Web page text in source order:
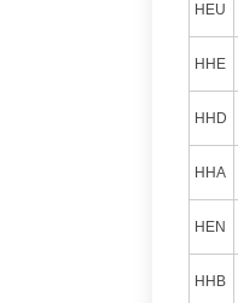
HEU
HHE
HHD
HHA
HEN
HHB